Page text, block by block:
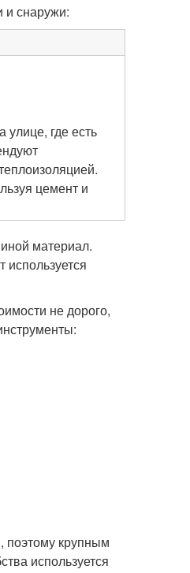
и снаружи:
где есть
цемент и
материал.
не дорого,
поэтому крупным
используется